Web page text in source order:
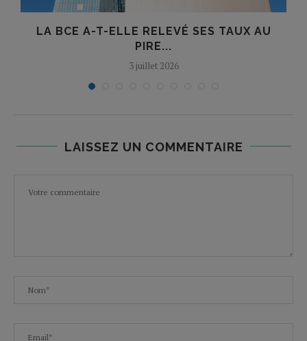
LA BCE A-T-ELLE RELEVÉ SES TAUX AU
PIRE...
3 juillet 2026
LAISSEZ UN COMMENTAIRE